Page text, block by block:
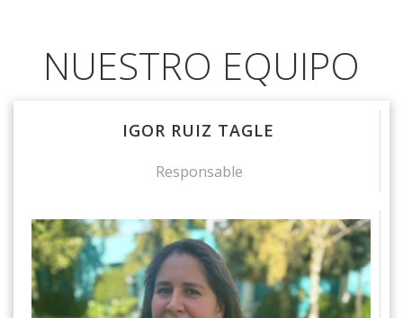
NUESTRO EQUIPO
IGOR RUIZ TAGLE
Responsable